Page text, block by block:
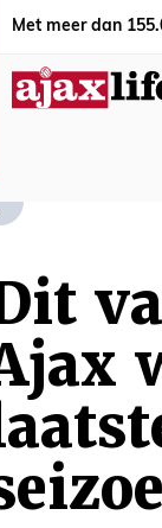
Met meer dan